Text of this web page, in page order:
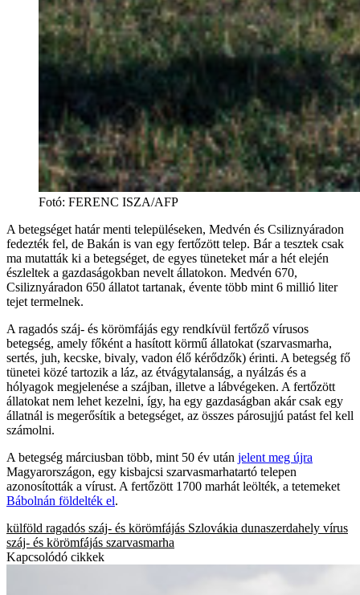
Fotó: FERENC ISZA/AFP
A betegséget határ menti településeken, Medvén és Csiliznyáradon
fedezték fel, de Bakán is van egy fertőzött telep. Bár a tesztek csak
ma mutatták ki a betegséget, de egyes tüneteket már a hét elején
észleltek a gazdaságokban nevelt állatokon. Medvén 670,
Csiliznyáradon 650 állatot tartanak, évente több mint 6 millió liter
tejet termelnek.
A ragadós száj- és körömfájás egy rendkívül fertőző vírusos
betegség, amely főként a hasított körmű állatokat (szarvasmarha,
sertés, juh, kecske, bivaly, vadon élő kérődzők) érinti. A betegség fő
tünetei közé tartozik a láz, az étvágytalanság, a nyálzás és a
hólyagok megjelenése a szájban, illetve a lábvégeken. A fertőzött
állatokat nem lehet kezelni, így, ha egy gazdaságban akár csak egy
állatnál is megerősítik a betegséget, az összes párosujjú patást fel kell
számolni.
A betegség márciusban több, mint 50 év után jelent meg újra
Magyarországon, egy kisbajcsi szarvasmarhatartó telepen
azonosították a vírust. A fertőzött 1700 marhát leölték, a tetemeket
Bábolnán földelték el.
külföld ragadós száj- és körömfájás Szlovákia dunaszerdahely vírus
száj- és körömfájás szarvasmarha
Kapcsolódó cikkek